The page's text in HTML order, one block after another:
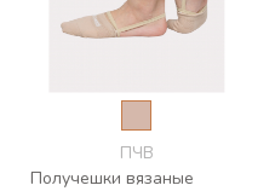
ПЧВ
Получешки вязаные